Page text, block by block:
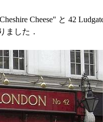
Cheese" と 42
ました．